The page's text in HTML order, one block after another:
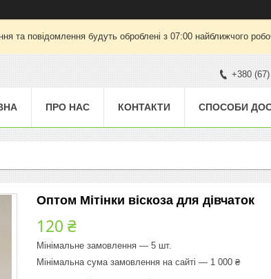
та повідомлення будуть оброблені з 07:00 найближчого
+380
ПРО НАС КОНТАКТИ СПОСОБИ
Оптом Мітінки віскоза для дівчаток
120 ₴
Мінімальне замовлення — 5 шт.
Мінімальна сума замовлення на сайті — 1 000 ₴